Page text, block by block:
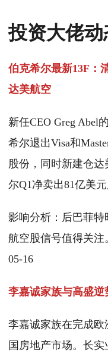
投资大佬动
伯克希尔最新13F：
达美航空
新任CEO Greg Abel
希尔退出Visa和
股份，同时新建仓
尔Q1净卖出81亿美元
影响分析：后巴菲特
航空股信号值得关注
05-16
李嘉诚家族与高盛
李嘉诚家族在完成
国房地产市场。长